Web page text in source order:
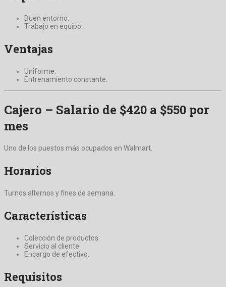
Buen entorno.
Trabajo en equipo.
Ventajas
Uniforme.
Entrenamiento constante.
Cajero – Salario de $420 a $550 por
mes
Uno de los puestos más ocupados en Walmart.
Horarios
Turnos alternos y fines de semana.
Características
Colección de productos.
Servicio al cliente.
Encargo de efectivo.
Requisitos